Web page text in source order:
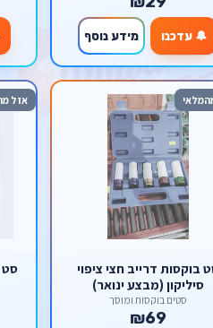
🔔 עדכנו מידע נוסף
בוקסות דרייב חצי ציפוי
סיליקון (מבצע ינואר)
סטים בוקסות ומוסך
₪69
אזל